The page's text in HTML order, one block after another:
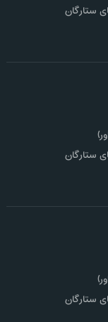
ستارگان
ستارگان
ستارگان